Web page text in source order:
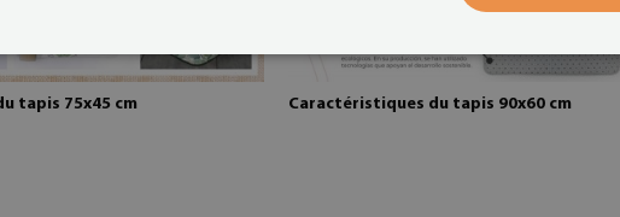
tapis 75x45 cm Caractéristiques du tapis 90x60 cm